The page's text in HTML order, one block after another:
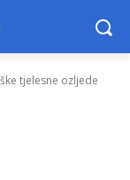
tjelesne ozljede